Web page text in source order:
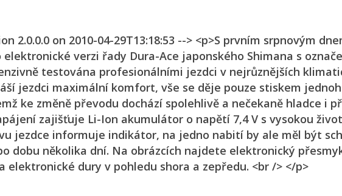
2.0.0.0 on 2010-04-29T13:18:53 --> <p>S prvním srpnovým
verzi řady Dura-Ace japonského Shimana s
testována profesionálními jezdci v nejrůznějších
jezdci maximální komfort, vše se děje pouze stiskem
ke změně převodu dochází spolehlivě a nečekaně hladce i
zajišťuje Li-Ion akumulátor o napětí 7,4 V s vysokou
jezdce informuje indikátor, na jedno nabití by ale měl být
dobu několika dní. Na obrázcích najdete elektronický
elektronické dury v pohledu shora a zepředu. <br /> </p>